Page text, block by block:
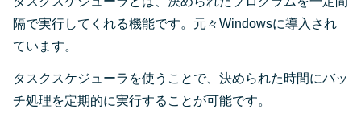
隔で実行してくれる機能です。元々Windowsに導入され
ています。
タスクスケジューラを使うことで、決められた時間にバッ
チ処理を定期的に実行することが可能です。